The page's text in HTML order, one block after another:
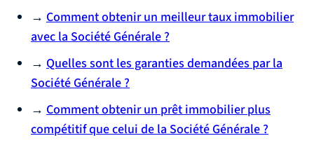
→ Comment obtenir un meilleur taux immobilier
avec la Société Générale ?
→ Quelles sont les garanties demandées par la
Société Générale ?
→ Comment obtenir un prêt immobilier plus
compétitif que celui de la Société Générale ?